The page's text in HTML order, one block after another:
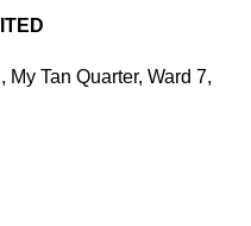
My Tan Quarter, Ward 7,